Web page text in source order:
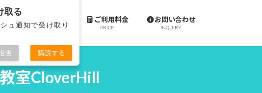
FACILITY
ご利用料金
PRICE
お問い合わせ
INQUIRY
室CloverHill
取る
ュ通知で受け取り
否 購読する